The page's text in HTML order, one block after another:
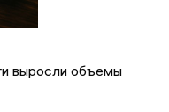
выросли объемы